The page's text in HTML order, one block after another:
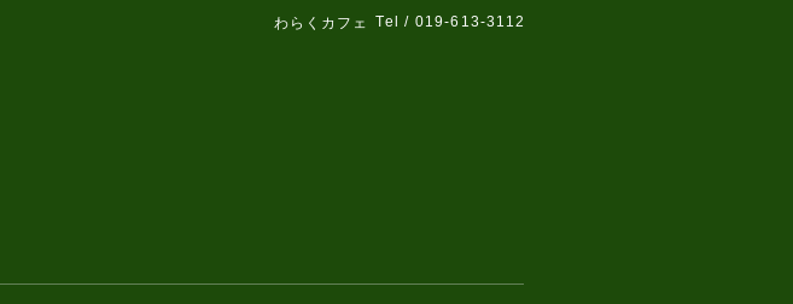
わらくカフェ Tel / 019-613-3112